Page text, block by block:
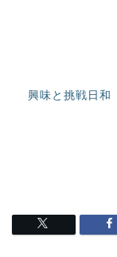
興味と挑戦日和